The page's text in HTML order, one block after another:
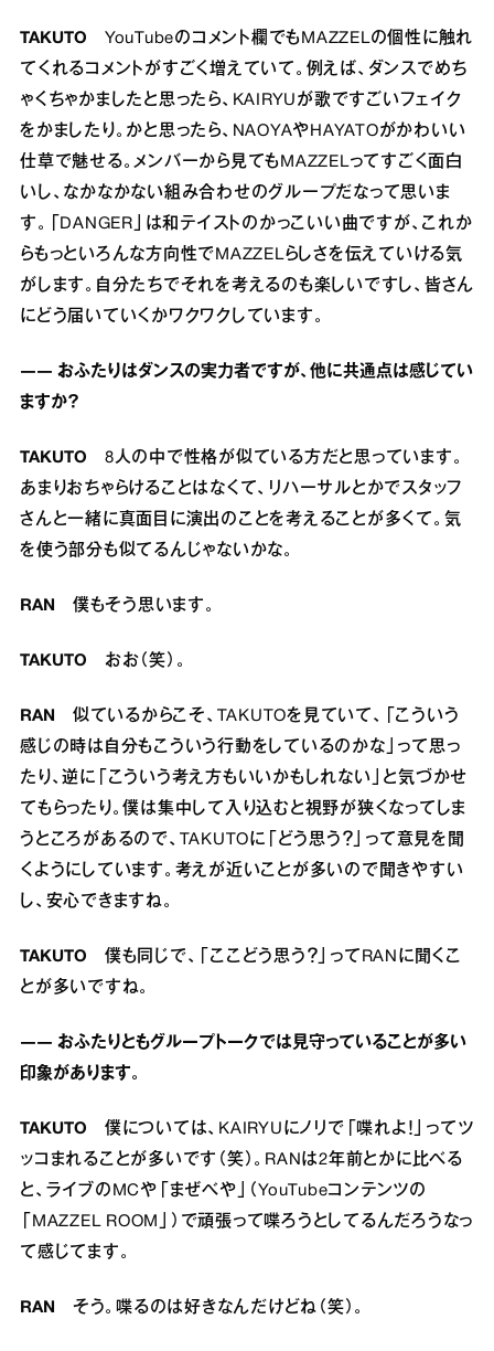
TAKUTO YouTubeのコメント欄でもMAZZELの個性に触れ
てくれるコメントがすごく増えていて。例えば、ダンスでめち
ゃくちゃかましたと思ったら、KAIRYUが歌ですごいフェイク
をかましたり。かと思ったら、NAOYAやHAYATOがかわいい
仕草で魅せる。メンバーから見てもMAZZELってすごく面白
いし、なかなかない組み合わせのグループだなって思いま
す。「DANGER」は和テイストのかっこいい曲ですが、これか
らもっといろんな方向性でMAZZELらしさを伝えていける気
がします。自分たちでそれを考えるのも楽しいですし、皆さん
にどう届いていくかワクワクしています。
―― おふたりはダンスの実力者ですが、他に共通点は感じてい
ますか？
TAKUTO 8人の中で性格が似ている方だと思っています。
あまりおちゃらけることはなくて、リハーサルとかでスタッフ
さんと一緒に真面目に演出のことを考えることが多くて。気
を使う部分も似てるんじゃないかな。
RAN 僕もそう思います。
TAKUTO おお（笑）。
RAN
似ているからこそ、TAKUTOを見ていて、「こういう
感じの時は自分もこういう行動をしているのかな」って思っ
たり、逆に「こういう考え方もいいかもしれない」と気づかせ
てもらったり。僕は集中して入り込むと視野が狭くなってしま
うところがあるので、TAKUTOに「どう思う？」って意見を聞
くようにしています。考えが近いことが多いので聞きやすい
し、安心できますね。
TAKUTO 僕も同じで、「ここどう思う？」ってRANに聞くこ
とが多いですね。
―― おふたりともグループトークでは見守っていることが多い
印象があります。
TAKUTO 僕については、KAIRYUにノリで「喋れよ！」ってツ
ッコまれることが多いです（笑）。RANは2年前とかに比べる
と、ライブのMCや「まぜべや」（YouTubeコンテンツの
「MAZZEL ROOM」）で頑張って喋ろうとしてるんだろうなっ
て感じてます。
RAN そう。喋るのは好きなんだけどね（笑）。